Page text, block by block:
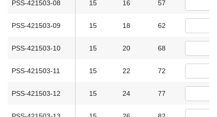
PSS-421503-08 15 16 57
PSS-421503-09 15 18 62
PSS-421503-10 15 20 68
PSS-421503-11 15 22 72
PSS-421503-12 15 24 77